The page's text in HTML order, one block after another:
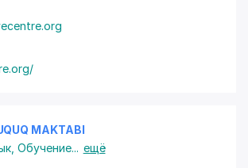
MAKTABI
,Обучение... ещё